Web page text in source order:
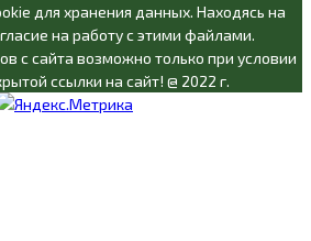
для хранения данных. Находясь на
на работу с этими файлами.
с сайта возможно только при условии
ссылки на сайт! @ 2022 г.